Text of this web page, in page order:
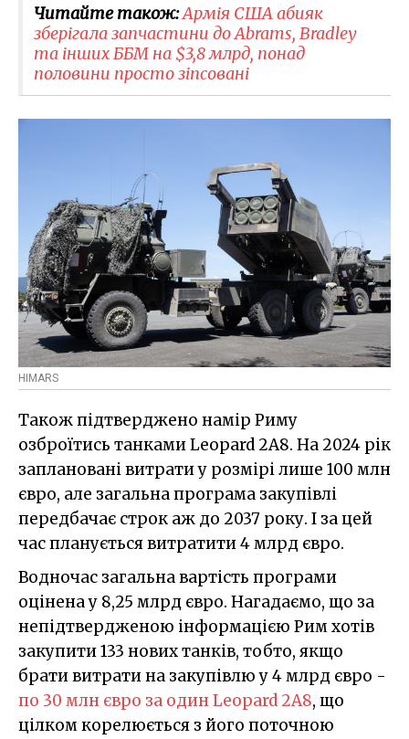
Читайте також:Армія США абияк
зберігала запчастини до Abrams, Bradley
та інших ББМ на $3,8 млрд, понад
половини просто зіпсовані
HIMARS
Також підтверджено намір Риму
озброїтись танками Leopard 2A8. На 2024 рік
заплановані витрати у розмірі лише 100 млн
євро, але загальна програма закупівлі
передбачає строк аж до 2037 року. І за цей
час планується витратити 4 млрд євро.
Водночас загальна вартість програми
оцінена у 8,25 млрд євро. Нагадаємо, що за
непідтвердженою інформацією Рим хотів
закупити 133 нових танків, тобто, якщо
брати витрати на закупівлю у 4 млрд євро -
по 30 млн євро за один Leopard 2A8, що
цілком корелюється з його поточною